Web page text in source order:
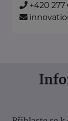
+420 277